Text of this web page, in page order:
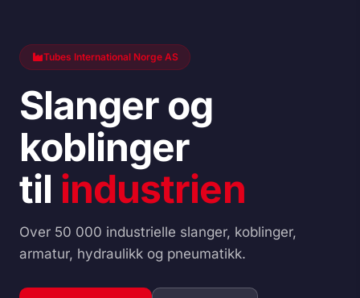
Tubes International Norge AS
Slanger og
koblinger
til industrien
Over 50 000 industrielle slanger, koblinger,
armatur, hydraulikk og pneumatikk.